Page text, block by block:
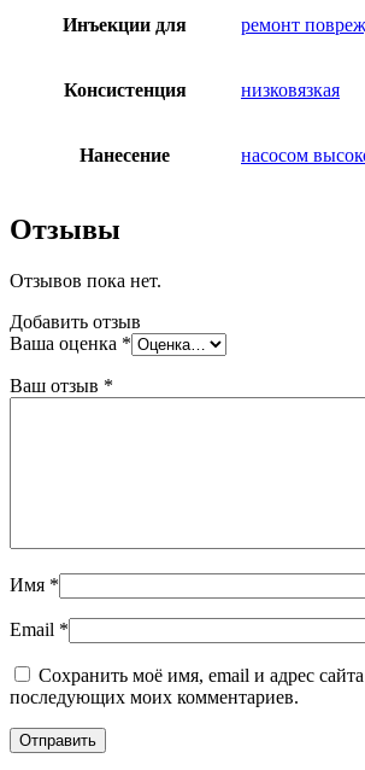
Инъекции для ремонт
Консистенция низковязкая
Нанесение насосом
Отзывы
Отзывов пока нет.
Добавить отзыв
Ваша оценка *
Ваш отзыв *
Имя *
Email *
Сохранить моё имя, email и адрес
последующих моих комментариев.